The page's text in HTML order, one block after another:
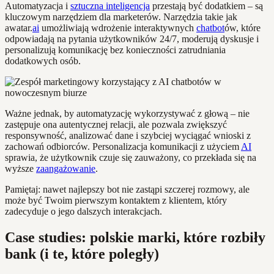
Automatyzacja i sztuczna inteligencja przestają być dodatkiem – są
kluczowym narzędziem dla marketerów. Narzędzia takie jak
awatar.ai umożliwiają wdrożenie interaktywnych chatbotów, które
odpowiadają na pytania użytkowników 24/7, moderują dyskusje i
personalizują komunikację bez konieczności zatrudniania
dodatkowych osób.
Ważne jednak, by automatyzację wykorzystywać z głową – nie
zastępuje ona autentycznej relacji, ale pozwala zwiększyć
responsywność, analizować dane i szybciej wyciągać wnioski z
zachowań odbiorców. Personalizacja komunikacji z użyciemAI
sprawia, że użytkownik czuje się zauważony, co przekłada się na
wyższe zaangażowanie.
Pamiętaj: nawet najlepszy bot nie zastąpi szczerej rozmowy, ale
może być Twoim pierwszym kontaktem z klientem, który
zadecyduje o jego dalszych interakcjach.
Case studies: polskie marki, które rozbiły
bank (i te, które poległy)